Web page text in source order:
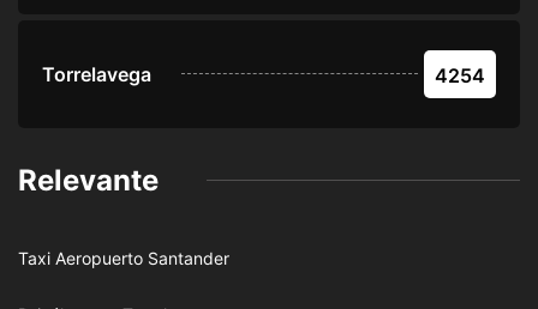
Torrelavega 4254
Relevante
Taxi Aeropuerto Santander